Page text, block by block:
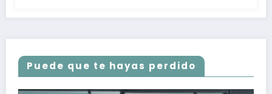
Puede que te hayas perdido